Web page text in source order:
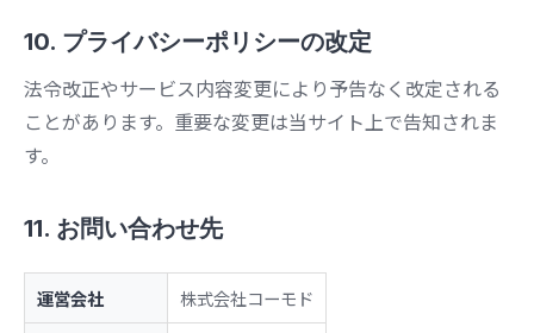
10. プライバシーポリシーの改定
法令改正やサービス内容変更により予告なく改定される
ことがあります。重要な変更は当サイト上で告知されま
す。
11. お問い合わせ先
運営会社
株式会社コーモド